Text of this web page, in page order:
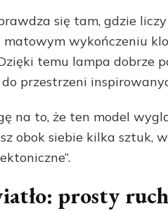
się tam, gdzie
wykończeniu
temu lampa dobrze
przestrzeni
na to, że ten model
obok siebie kilka sztuk,
prosty